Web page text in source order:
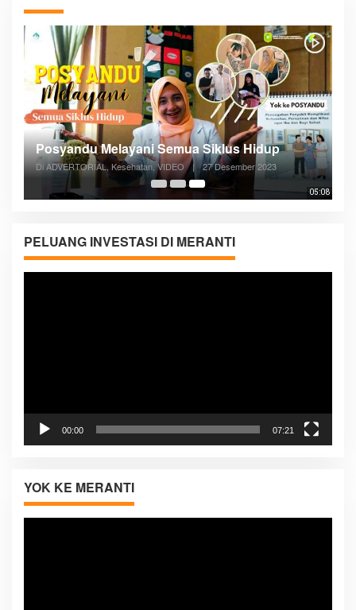
05:08
Posyandu Melayani Semua Siklus Hidup
Di ADVERTORIAL, Kesehatan, VIDEO | 27 Desember 2023
PELUANG INVESTASI DI MERANTI
Pemutar
00:00 07:21
YOK KE MERANTI